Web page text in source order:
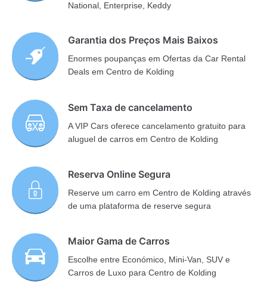
National, Enterprise, Keddy
Garantia dos Preços Mais Baixos
Enormes poupanças em Ofertas da Car Rental
Deals em Centro de Kolding
Sem Taxa de cancelamento
A VIP Cars oferece cancelamento gratuito para
aluguel de carros em Centro de Kolding
Reserva Online Segura
Reserve um carro em Centro de Kolding através
de uma plataforma de reserve segura
Maior Gama de Carros
Escolhe entre Económico, Mini-Van, SUV e
Carros de Luxo para Centro de Kolding